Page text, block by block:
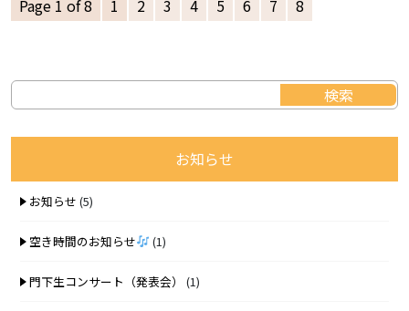
Page 1 of 8 1 2 3 4 5 6 7 8
お知らせ
お知らせ (5)
空き時間のお知らせ (1)
門下生コンサート（発表会） (1)